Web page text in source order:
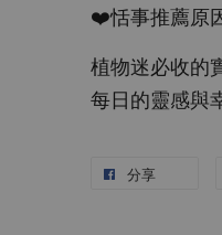
❤️恬事推薦原
植物迷必收的
每日的靈感與
分享